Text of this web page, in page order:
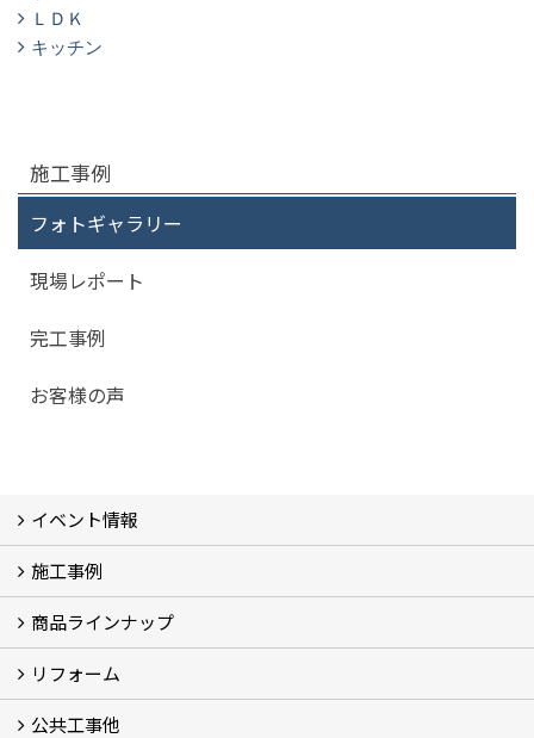
ＬＤＫ
キッチン
施工事例
フォトギャラリー
現場レポート
完工事例
お客様の声
イベント情報
イベント予告
過去のイベント
施工事例
フォトギャラリー
モデルハウス (7)
現場レポート
完工事例
お客様の声
商品ラインナップ
商品ラインアップ一覧
FAVO（フェイボ）【自由設計】
Lodina（ロディナ）【規格住宅】
全館空調システム
リフォーム
コンセプト (2)
選ばれる理由
施工実例（フォトギャラリー）
公共工事他